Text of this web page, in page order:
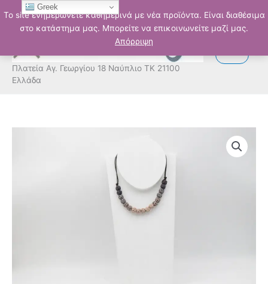
Το site ενημερώνετε καθημερινά με νέα προϊόντα. Είναι διαθέσιμα
στο κατάστημα μας. Μπορείτε να επικοινωνείτε μαζί μας.
Απόρριψη
Μετάβαση
στο
περιεχόμενο
Πλατεία Αγ. Γεωργίου 18 Ναύπλιο ΤΚ 21100
Ελλάδα
Greek